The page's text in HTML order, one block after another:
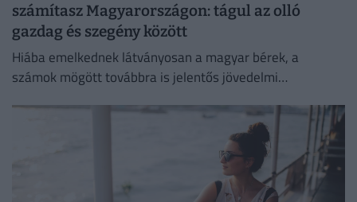
számítasz Magyarországon: tágul az olló
gazdag és szegény között
Hiába emelkednek látványosan a magyar bérek, a
számok mögött továbbra is jelentős jövedelmi